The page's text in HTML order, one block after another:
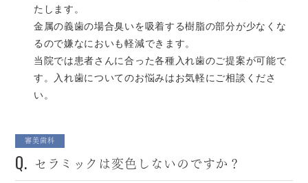
たします。
金属の義歯の場合臭いを吸着する樹脂の部分が少なくな
るので嫌なにおいも軽減できます。
当院では患者さんに合った各種入れ歯のご提案が可能で
す。入れ歯についてのお悩みはお気軽にご相談くださ
い。
審美歯科
Q. セラミックは変色しないのですか？